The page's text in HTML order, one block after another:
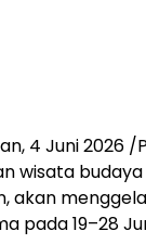
4 Juni 2026
wisata
akan
pada 19–28